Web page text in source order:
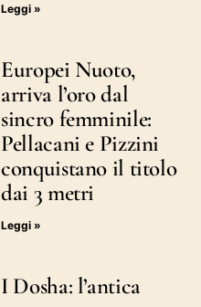
Leggi »
Europei Nuoto,
arriva l’oro dal
sincro femminile:
Pellacani e Pizzini
conquistano il titolo
dai 3 metri
Leggi »
I Dosha: l’antica